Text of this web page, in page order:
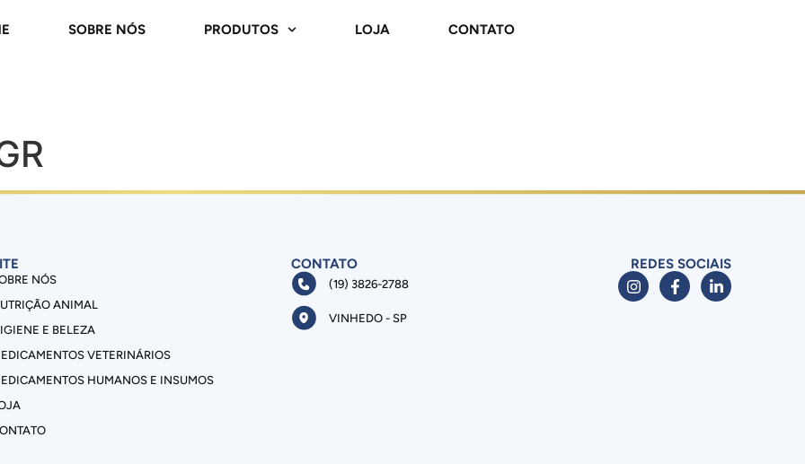
SOBRE NÓS PRODUTOS LOJA CONTATO
NÓS
ANIMAL
E BELEZA
VETERINÁRIOS
HUMANOS E INSUMOS
CONTATO
(19) 3826-2788
VINHEDO - SP
REDES SOCIAIS